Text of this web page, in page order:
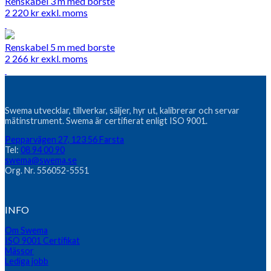
2 220krexkl. moms
Renskabel 5 m med borste
2 266 krexkl. moms
Swema utvecklar, tillverkar, säljer, hyr ut, kalibrerar och servar
mätinstrument. Swema är certifierat enligt ISO 9001.
Pepparvägen 27, 123 56 Farsta
Tel: 08 94 00 90
swema@swema.se
Org. Nr. 556052-5551
INFO
Om Swema
ISO 9001 Certifikat
Mässor
Lediga jobb